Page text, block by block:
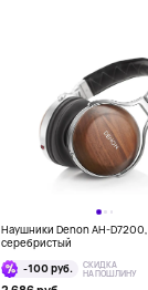
Наушники Denon AH-D7200,
серебристый
-100 руб.
СКИДКА
НА ПОШЛИНУ